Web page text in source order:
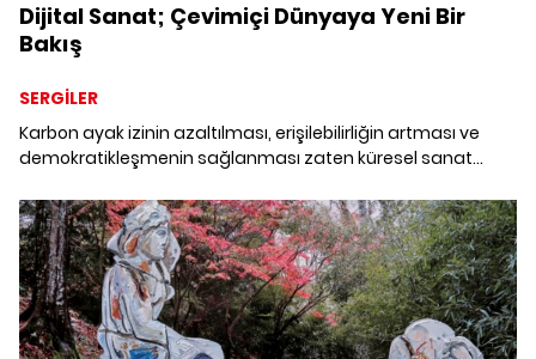
Dijital Sanat; Çevimiçi Dünyaya Yeni Bir
Bakış
SERGİLER
Karbon ayak izinin azaltılması, erişilebilirliğin artması ve
demokratikleşmenin sağlanması zaten küresel sanat
başta olmak üzere pek çok müzenin koleksiyonlarını online
olarak sanatseverlerle buluşturduğu karantina günlerinde
Türkiye'de dijital sergileri konuşmak ne kadar anlamlı peki?